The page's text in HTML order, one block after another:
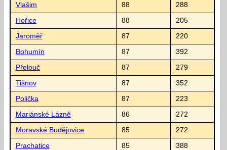
Vlašim 88 288
Hořice 88 205
Jaroměř 87 220
Bohumín 87 392
Přelouč 87 279
Tišnov 87 352
Polička 87 223
Mariánské Lázně 86 272
Moravské Budějovice 85 272
Prachatice 85 388